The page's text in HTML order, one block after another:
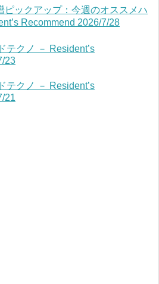
ピックアップ：今週のオススメハ
Recommend 2026/7/28
テクノ － Resident’s
23
テクノ － Resident’s
21